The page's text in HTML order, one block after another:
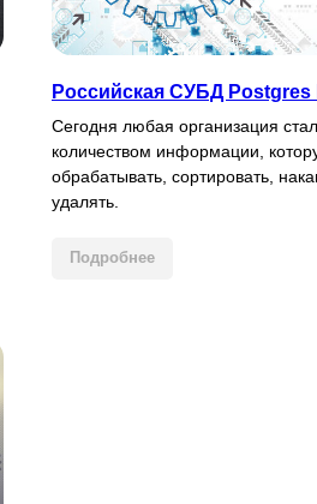
Российская СУБД Postgres
Сегодня любая организация
количеством информации,
обрабатывать, сортировать,
удалять.
Подробнее